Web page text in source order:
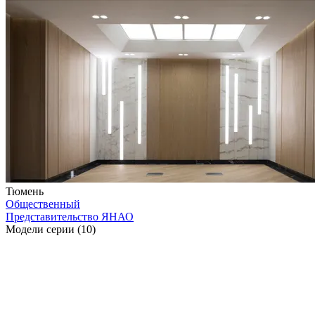
Тюмень
Общественный
Представительство ЯНАО
Модели серии (10)